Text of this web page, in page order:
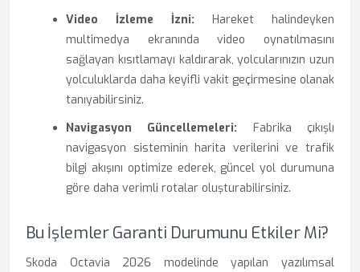
Video İzleme İzni: Hareket halindeyken
multimedya ekranında video oynatılmasını
sağlayan kısıtlamayı kaldırarak, yolcularınızın uzun
yolculuklarda daha keyifli vakit geçirmesine olanak
tanıyabilirsiniz.
Navigasyon Güncellemeleri: Fabrika çıkışlı
navigasyon sisteminin harita verilerini ve trafik
bilgi akışını optimize ederek, güncel yol durumuna
göre daha verimli rotalar oluşturabilirsiniz.
Bu İşlemler Garanti Durumunu Etkiler Mi?
Skoda Octavia 2026 modelinde yapılan yazılımsal